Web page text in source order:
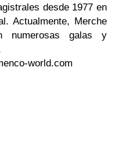
desde 1977 en
Actualmente, Merche
numerosas galas y
world.com